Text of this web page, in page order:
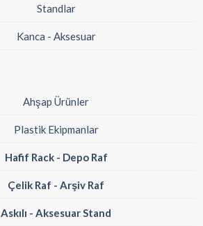
Standlar
Kanca - Aksesuar
Ahşap Ürünler
Plastik Ekipmanlar
Hafif Rack - Depo Raf
Çelik Raf - Arşiv Raf
Askılı - Aksesuar Stand